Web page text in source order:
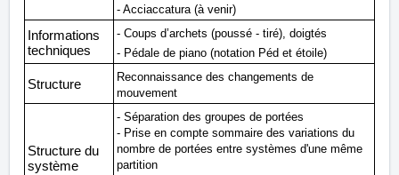
- Acciaccatura (à venir)
Informations
techniques
- Coups d’archets (poussé - tiré), doigtés
- Pédale de piano (notation Péd et étoile)
Structure
Reconnaissance des changements de
mouvement
Structure du
système
- Séparation des groupes de portées
- Prise en compte sommaire des variations du
nombre de portées entre systèmes d'une même
partition